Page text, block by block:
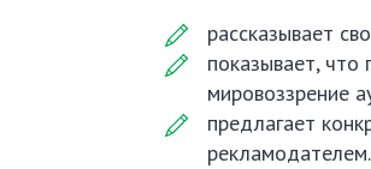
рассказывает
показывает, что
мировоззрение
предлагает
рекламодателем.